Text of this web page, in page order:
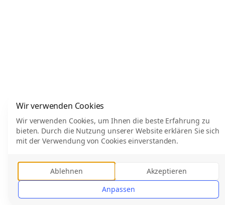
Wir verwenden Cookies
Wir verwenden Cookies, um Ihnen die beste Erfahrung zu
bieten. Durch die Nutzung unserer Website erklären Sie sich
mit der Verwendung von Cookies einverstanden.
Ablehnen
Akzeptieren
Anpassen